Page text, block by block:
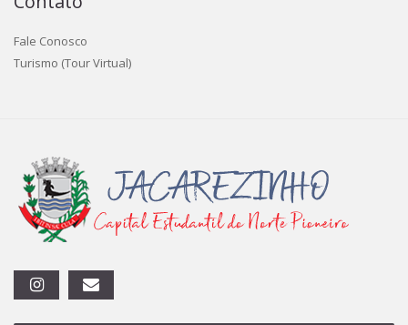
Fale Conosco
Turismo (Tour Virtual)